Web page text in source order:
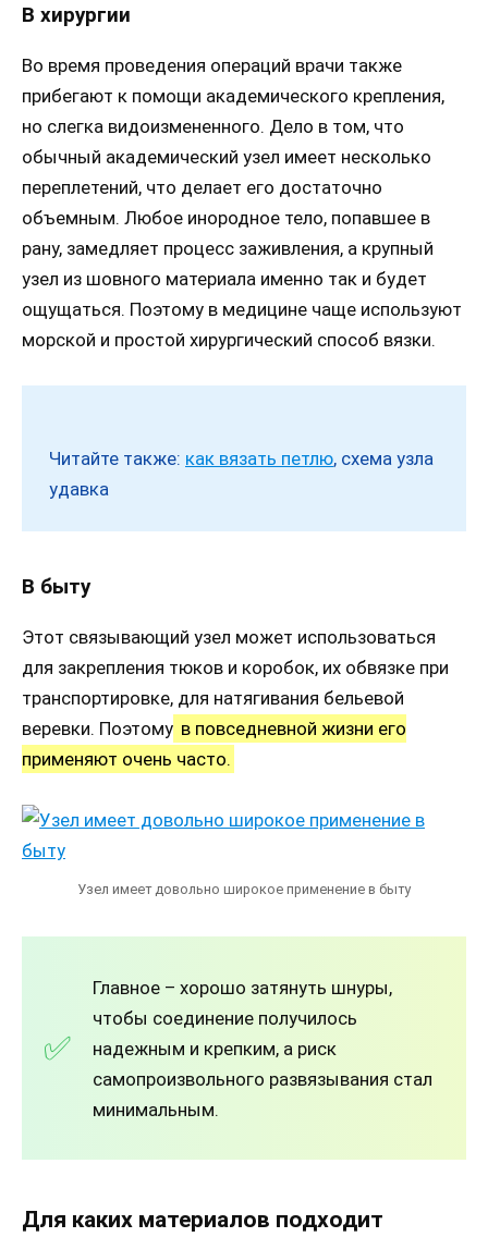
В хирургии
Во время проведения операций врачи также
прибегают к помощи академического крепления,
но слегка видоизмененного. Дело в том, что
обычный академический узел имеет несколько
переплетений, что делает его достаточно
объемным. Любое инородное тело, попавшее в
рану, замедляет процесс заживления, а крупный
узел из шовного материала именно так и будет
ощущаться. Поэтому в медицине чаще используют
морской и простой хирургический способ вязки.
Читайте также: как вязать петлю, схема узла
удавка
В быту
Этот связывающий узел может использоваться
для закрепления тюков и коробок, их обвязке при
транспортировке, для натягивания бельевой
веревки. Поэтому в повседневной жизни его
применяют очень часто.
Узел имеет довольно широкое применение в быту
Главное – хорошо затянуть шнуры,
чтобы соединение получилось
надежным и крепким, а риск
самопроизвольного развязывания стал
минимальным.
Для каких материалов подходит